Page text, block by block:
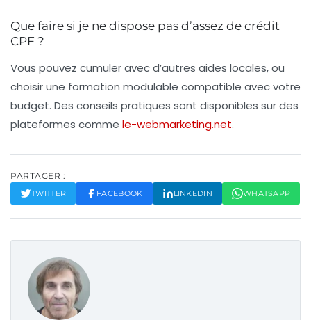
Que faire si je ne dispose pas d’assez de crédit
CPF ?
Vous pouvez cumuler avec d’autres aides locales, ou
choisir une formation modulable compatible avec votre
budget. Des conseils pratiques sont disponibles sur des
plateformes comme le-webmarketing.net.
PARTAGER :
TWITTER FACEBOOK LINKEDIN WHATSAPP